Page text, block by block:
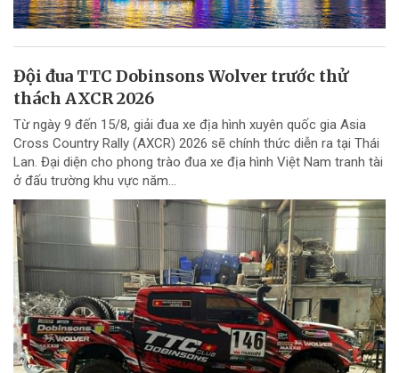
Đội đua TTC Dobinsons Wolver trước thử
thách AXCR 2026
Từ ngày 9 đến 15/8, giải đua xe địa hình xuyên quốc gia Asia
Cross Country Rally (AXCR) 2026 sẽ chính thức diễn ra tại Thái
Lan. Đại diện cho phong trào đua xe địa hình Việt Nam tranh tài
ở đấu trường khu vực năm...